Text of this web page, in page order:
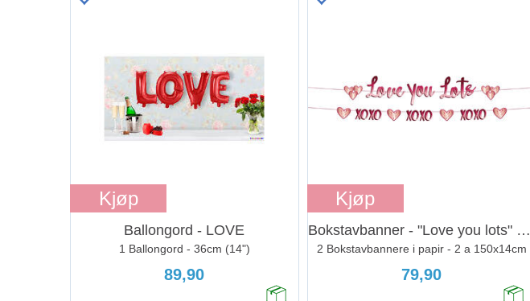
Kjøp
Ballongord - LOVE
1 Ballongord - 36cm (14")
89,90
Kjøp
Bokstavbanner - "Love you lots" - "XOXO"
2 Bokstavbannere i papir - 2 a 150x14cm
79,90